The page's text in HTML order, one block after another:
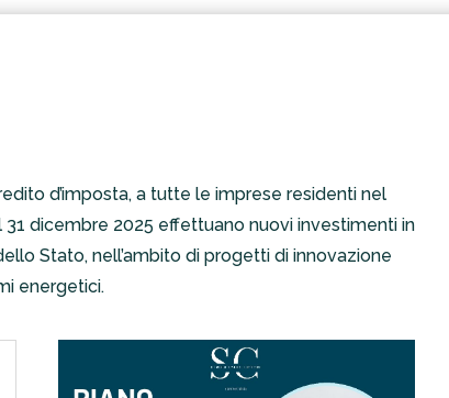
d’imposta, a tutte le imprese residenti nel
dicembre 2025 effettuano nuovi investimenti in
Stato, nell’ambito di progetti di innovazione
energetici.